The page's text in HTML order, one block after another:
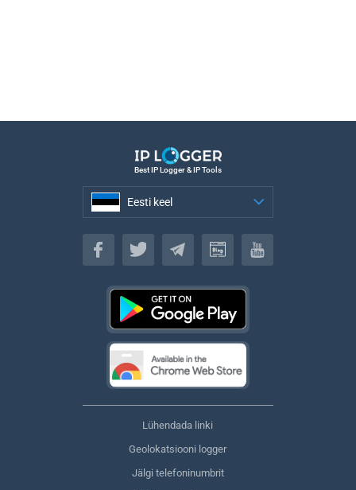
Best IP Logger & IP Tools
Eesti keel
Eesti keel
Lühendada linki
Geolokatsiooni logger
Jälgi telefoninumbrit